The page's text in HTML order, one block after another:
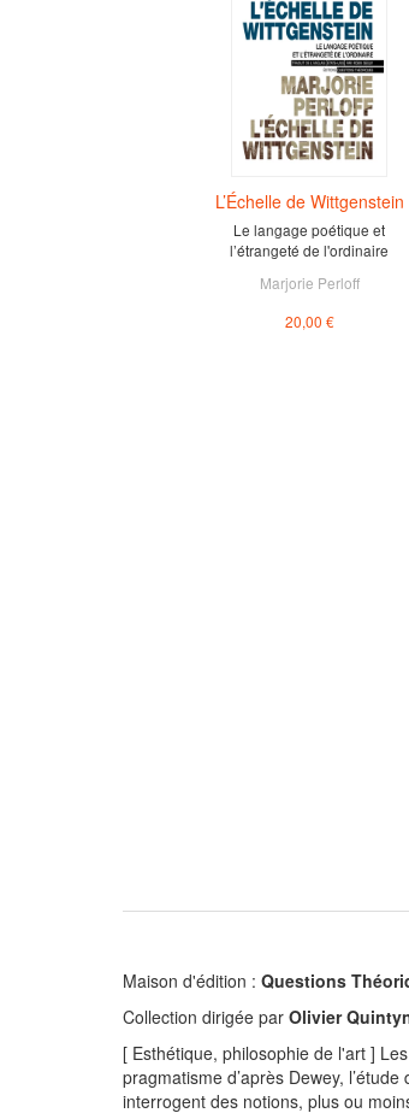
L’Échelle de Wittgenstein
Le langage poétique et
l’étrangeté de l'ordinaire
Marjorie Perloff
20,00 €
Maison d'édition : Questions
Collection dirigée par Olivier
[ Esthétique, philosophie de l'art ]
pragmatisme d’après Dewey,
interrogent des notions, plus ou